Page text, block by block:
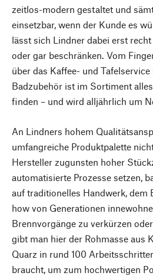
zeitlos-modern gestaltet und
einsetzbar, wenn der Kunde es
lässt sich Lindner dabei erst
oder gar beschränken. Vom
über das Kaffee- und
Badzubehör ist im Sortiment
finden – und wird alljährlich um
An Lindners hohem
umfangreiche Produktpalette
Hersteller zugunsten hoher
automatisierte Prozesse setzen,
auf traditionelles Handwerk, dem
how von Generationen
Brennvorgänge zu verkürzen
gibt man hier der Rohmasse aus
Quarz in rund 100
braucht, um zum hochwertigen